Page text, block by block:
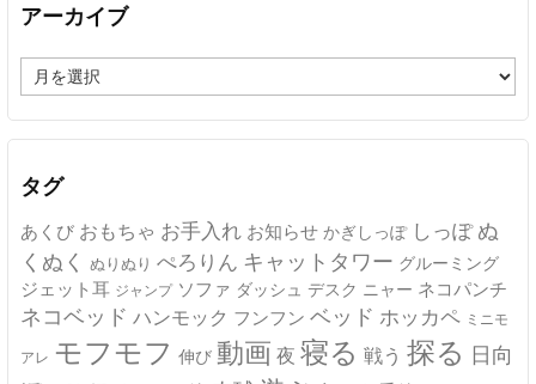
アーカイブ
ー
カ
イ
タグ
あくび おもちゃ お手入れ お知らせ かぎしっぽ しっぽ ぬ
くぬく ぬりぬり ぺろりん キャットタワー グルーミング
ジェット耳 ジャンプ ソファ ダッシュ デスク ニャー ネコパンチ
ネコベッド ハンモック フンフン ベッド ホッカペ ミニモ
アレ モフモフ 伸び 動画 夜 寝る 戦う 探る 日向